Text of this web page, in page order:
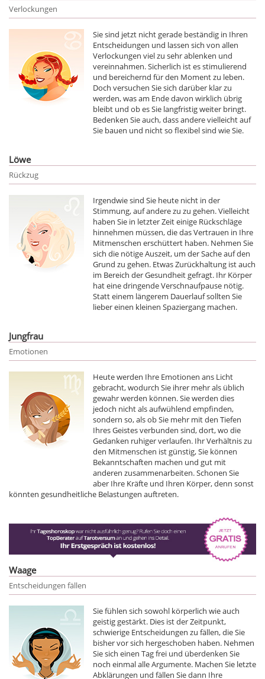
Verlockungen
Sie sind jetzt nicht gerade beständig in Ihren
Entscheidungen und lassen sich von allen
Verlockungen viel zu sehr ablenken und
vereinnahmen. Sicherlich ist es stimulierend
und bereichernd für den Moment zu leben.
Doch versuchen Sie sich darüber klar zu
werden, was am Ende davon wirklich übrig
bleibt und ob es Sie langfristig weiter bringt.
Bedenken Sie auch, dass andere vielleicht auf
Sie bauen und nicht so flexibel sind wie Sie.
Löwe
Rückzug
Irgendwie sind Sie heute nicht in der
Stimmung, auf andere zu zu gehen. Vielleicht
haben Sie in letzter Zeit einige Rückschläge
hinnehmen müssen, die das Vertrauen in Ihre
Mitmenschen erschüttert haben. Nehmen Sie
sich die nötige Auszeit, um der Sache auf den
Grund zu gehen. Etwas Zurückhaltung ist auch
im Bereich der Gesundheit gefragt. Ihr Körper
hat eine dringende Verschnaufpause nötig.
Statt einem längerem Dauerlauf sollten Sie
lieber einen kleinen Spaziergang machen.
Jungfrau
Emotionen
Heute werden Ihre Emotionen ans Licht
gebracht, wodurch Sie ihrer mehr als üblich
gewahr werden können. Sie werden dies
jedoch nicht als aufwühlend empfinden,
sondern so, als ob Sie mehr mit den Tiefen
Ihres Geistes verbunden sind, dort, wo die
Gedanken ruhiger verlaufen. Ihr Verhältnis zu
den Mitmenschen ist günstig, Sie können
Bekanntschaften machen und gut mit
anderen zusammenarbeiten. Schonen Sie
aber Ihre Kräfte und Ihren Körper, denn sonst
könnten gesundheitliche Belastungen auftreten.
Waage
Entscheidungen fällen
Sie fühlen sich sowohl körperlich wie auch
geistig gestärkt. Dies ist der Zeitpunkt,
schwierige Entscheidungen zu fällen, die Sie
bisher vor sich hergeschoben haben. Nehmen
Sie sich einen Tag frei und überdenken Sie
noch einmal alle Argumente. Machen Sie letzte
Abklärungen und fällen Sie dann Ihre